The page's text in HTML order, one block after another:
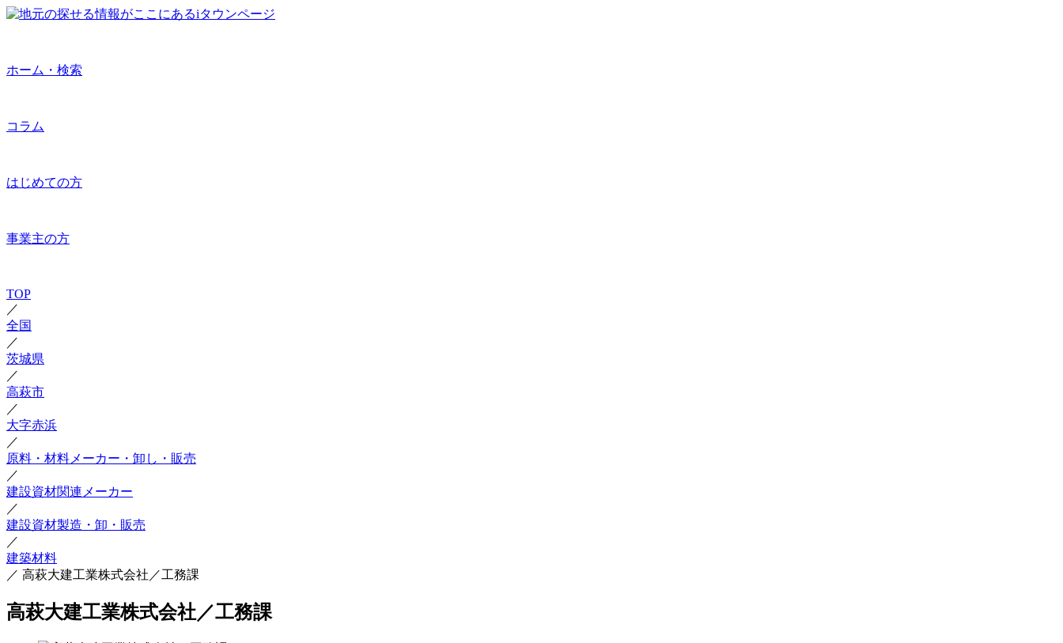
ホーム・検索
コラム
はじめての方
事業主の方
TOP
／
全国
／
茨城県
／
高萩市
／
大字赤浜
／
原料・材料メーカー・卸し・販売
／
建設資材関連メーカー
／
建設資材製造・卸・販売
／
建築材料
／ 高萩大建工業株式会社／工務課
高萩大建工業株式会社／工務課